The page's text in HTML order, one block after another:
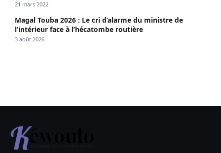
21 mars 2022
Magal Touba 2026 : Le cri d’alarme du ministre de
l’intérieur face à l’hécatombe routière
3 août 2026